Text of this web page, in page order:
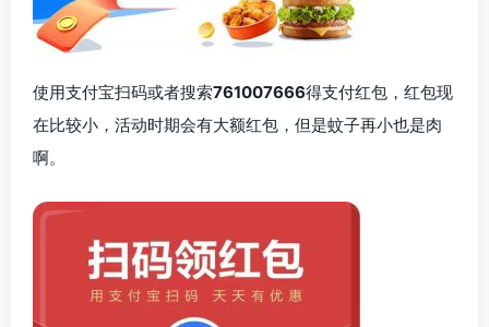
使用支付宝扫码或者搜索761007666得支付红包，红包现
在比较小，活动时期会有大额红包，但是蚊子再小也是肉
啊。